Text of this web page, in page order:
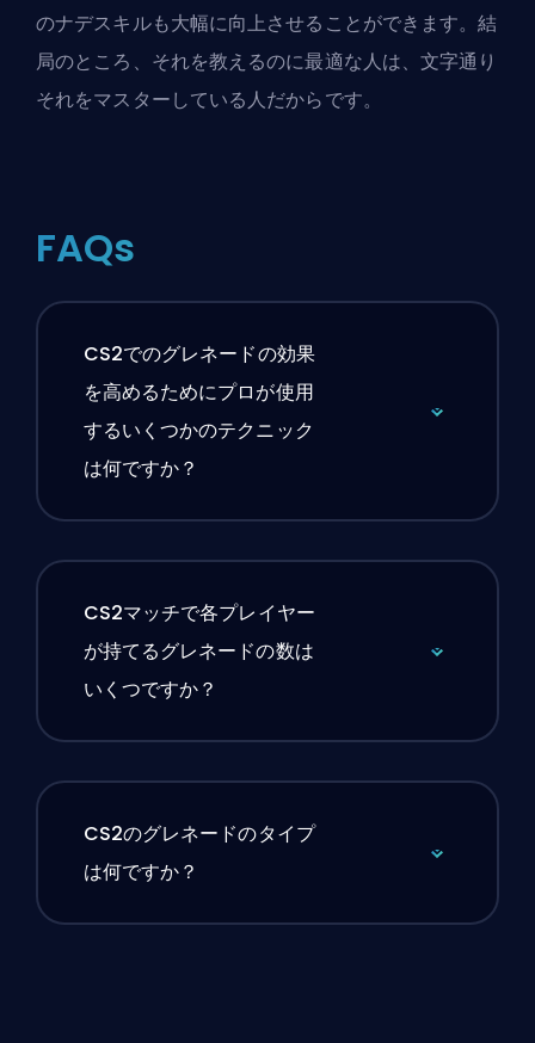
のナデスキルも大幅に向上させることができます。結
局のところ、それを教えるのに最適な人は、文字通り
それをマスターしている人だからです。
FAQs
CS2でのグレネードの効果
を高めるためにプロが使用
するいくつかのテクニック
は何ですか？
CS2マッチで各プレイヤー
が持てるグレネードの数は
いくつですか？
CS2のグレネードのタイプ
は何ですか？